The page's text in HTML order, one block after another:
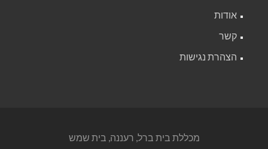
אודות
קשר
הצהרת נגישות
מכללת בית ברל, רעננה, בית שמש